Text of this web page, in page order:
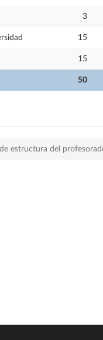
50
3
15
15
de estructura del